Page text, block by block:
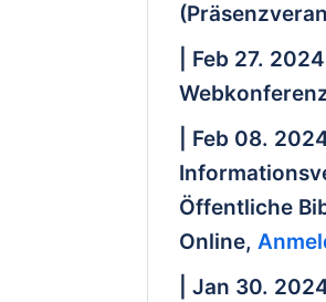
| Feb 27. 2024
| Feb 08.
Öffentliche
Online,
| Jan 30.